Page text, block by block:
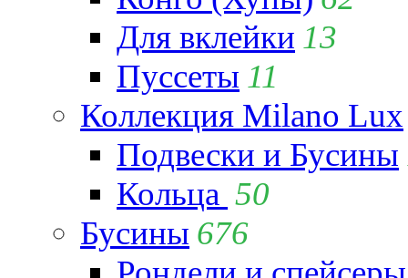
Для вклейки 13
Пуссеты 11
Коллекция Milano Lux
Подвески и Бусины
Кольца 50
Бусины 676